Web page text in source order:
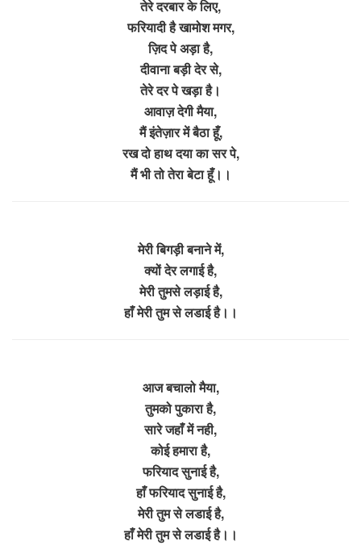
तेरे दरबार के लिए,
फरियादी है खामोश मगर,
ज़िद पे अड़ा है,
दीवाना बड़ी देर से,
तेरे दर पे खड़ा है।
आवाज़ देगी मैया,
मैं इंतेज़ार में बैठा हूँ,
रख दो हाथ दया का सर पे,
मैं भी तो तेरा बेटा हूँ।।
मेरी बिगड़ी बनाने में,
क्यों देर लगाई है,
मेरी तुमसे लड़ाई है,
हाँ मेरी तुम से लडाई है।।
आज बचालो मैया,
तुमको पुकारा है,
सारे जहाँ में नही,
कोई हमारा है,
फरियाद सुनाई है,
हाँ फरियाद सुनाई है,
मेरी तुम से लडाई है,
हाँ मेरी तुम से लडाई है।।